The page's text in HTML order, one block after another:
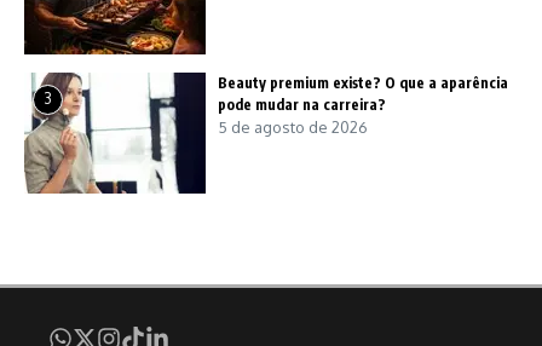
3
Beauty premium existe? O que a aparência
pode mudar na carreira?
5 de agosto de 2026